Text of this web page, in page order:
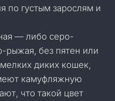
по густым зарослям и
— либо серо-
рыжая, без пятен или
диких кошек,
камуфляжную
что такой цвет